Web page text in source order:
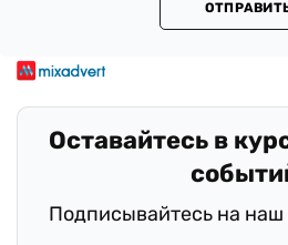
Оставайтесь в
Подписывайтесь на наш